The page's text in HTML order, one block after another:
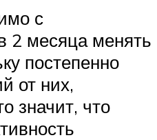
с
2 месяца менять
постепенно
от них,
значит, что